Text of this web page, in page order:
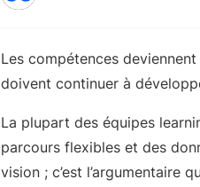
Les compétences
doivent continuer à
La plupart des équipes
parcours flexibles et des
vision ; c’est l’argumentaire